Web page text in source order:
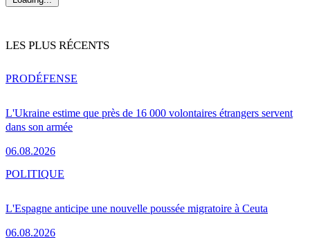
LES PLUS RÉCENTS
L'Ukraine estime que près de 16 000 volontaires étrangers servent
dans son armée
06.08.2026
PRODÉFENSE
L'Espagne anticipe une nouvelle poussée migratoire à Ceuta
06.08.2026
POLITIQUE